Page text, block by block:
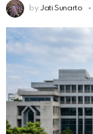
by Jati Sunarto